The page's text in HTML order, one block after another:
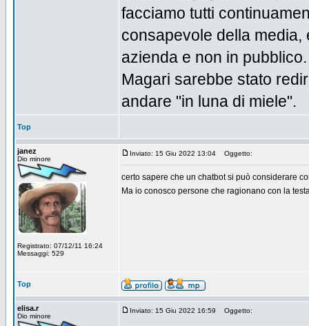
facciamo tutti
consapevole della
azienda e non in pubblico.
Magari sarebbe stato
andare "in luna di miele".
Top
janez
Dio minore
Registrato: 07/12/11 16:24
Messaggi: 529
Inviato: 15 Giu 2022 13:04 Oggetto:
certo sapere che un chatbot si può considerare
Ma io conosco persone che ragionano con la
Top
elisa.r
Dio minore
Inviato: 15 Giu 2022 16:59 Oggetto: